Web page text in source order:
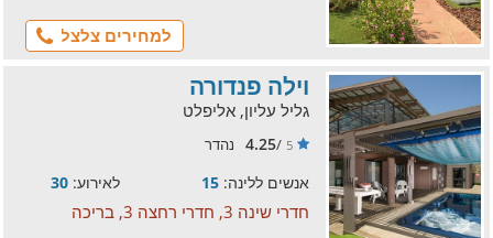
למחירים צלצל
וילה פנדורה
גליל עליון, אליפלט
5
/
4.25 נהדר
אנשים ללינה: 15 לאירוע: 30
חדרי שינה 3, חדרי רחצה 3, בריכה